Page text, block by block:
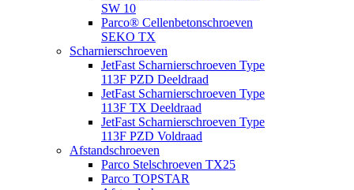
SW 10
Parco® Cellenbetonschroeven
SEKO TX
Scharnierschroeven
JetFast Scharnierschroeven Type
113F PZD Deeldraad
JetFast Scharnierschroeven Type
113F TX Deeldraad
JetFast Scharnierschroeven Type
113F PZD Voldraad
Afstandschroeven
Parco Stelschroeven TX25
Parco TOPSTAR